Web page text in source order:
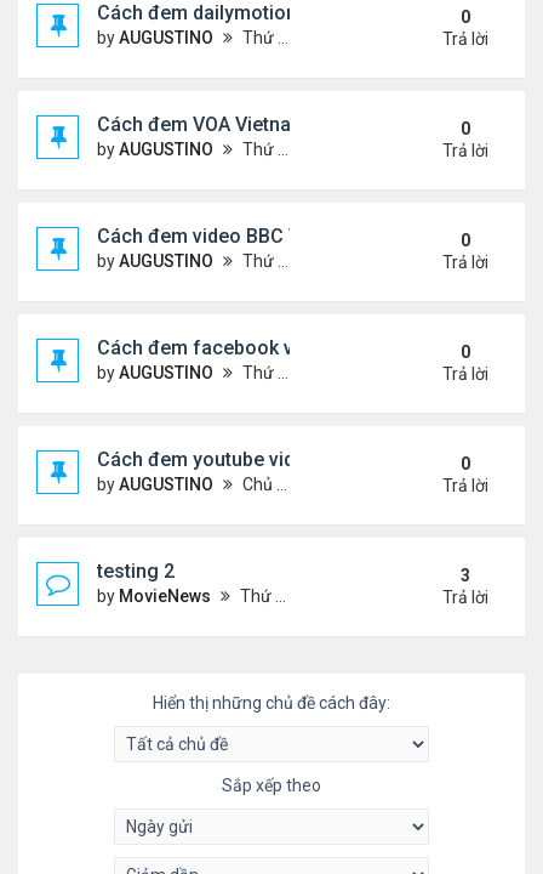
Cách đem dailymotion video vào diễn đàn
byAUGUSTINO Thứ 5 Tháng 10 15, 2020 12:14 pm
0
Trả lời
Cách đem VOA Vietnamese vào diễn đàn
byAUGUSTINO Thứ 5 Tháng 10 15, 2020 11:08 am
0
Trả lời
Cách đem video BBC Việt vào diễn đàn
byAUGUSTINO Thứ 5 Tháng 10 15, 2020 10:34 am
0
Trả lời
Cách đem facebook video vào diễn đàn
byAUGUSTINO Thứ 4 Tháng 10 14, 2020 10:42 pm
0
Trả lời
Cách đem youtube video vào diễn đàn
byAUGUSTINO Chủ nhật Tháng 10 11, 2020 8:50 pm
0
Trả lời
testing 2
by MovieNews Thứ 4 Tháng 10 14, 2020 10:16 pm
3
Trả lời
Hiển thị những chủ đề cách đây:
Sắp xếp theo